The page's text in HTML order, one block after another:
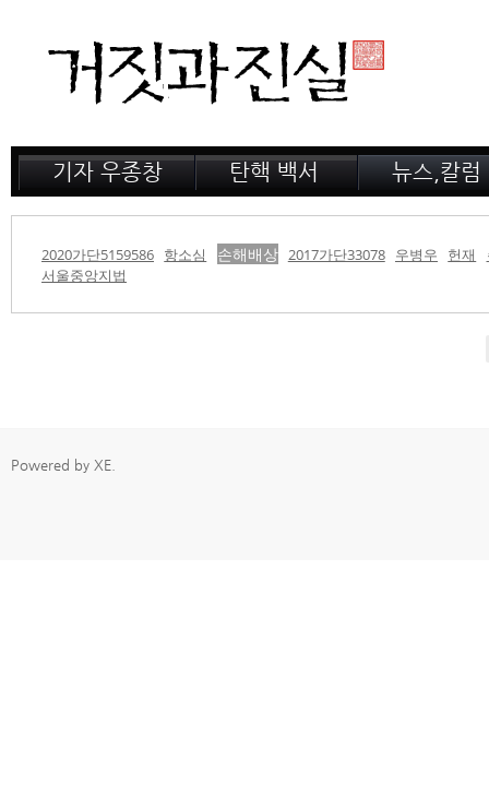
기자 우종창
저서 소개
탄핵 백서
거짓의 산
인터뷰
뉴스,칼럼
공지,새소식
전문가 칼럼
2020가단5159586 항소심 손해배상 2017가단33078 우병우 헌재
서울중앙지법
Powered by XE